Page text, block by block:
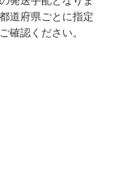
道府県ごとに指定
確認ください。